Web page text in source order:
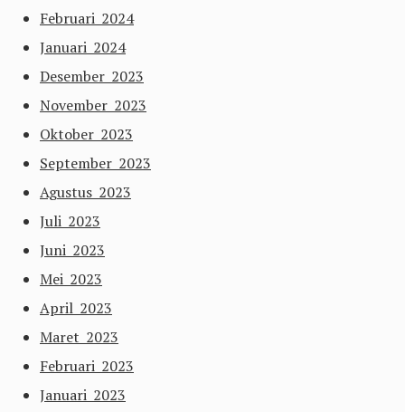
Februari 2024
Januari 2024
Desember 2023
November 2023
Oktober 2023
September 2023
Agustus 2023
Juli 2023
Juni 2023
Mei 2023
April 2023
Maret 2023
Februari 2023
Januari 2023